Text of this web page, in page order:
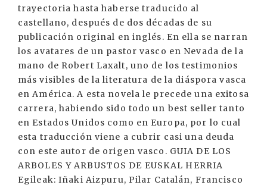
trayectoria hasta haberse traducido al
castellano, después de dos décadas de su
publicación original en inglés. En ella se narran
los avatares de un pastor vasco en Nevada de la
mano de Robert Laxalt, uno de los testimonios
más visibles de la literatura de la diáspora vasca
en América. A esta novela le precede una exitosa
carrera, habiendo sido todo un best seller tanto
en Estados Unidos como en Europa, por lo cual
esta traducción viene a cubrir casi una deuda
con este autor de origen vasco. GUIA DE LOS
ARBOLES Y ARBUSTOS DE EUSKAL HERRIA
Egileak: Iñaki Aizpuru, Pilar Catalán, Francisco